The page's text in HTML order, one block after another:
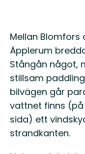
Beskrivning
Mellan Blomfors
Äpplerum
Stångån något,
stillsam
bilvägen går
vattnet finns
sida) ett
strandkanten.